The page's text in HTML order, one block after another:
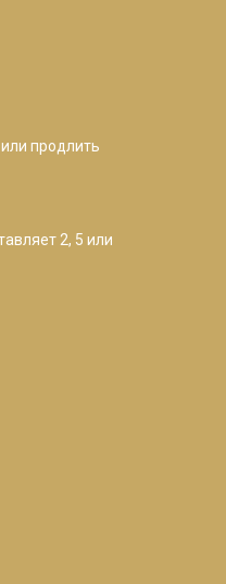
продлить
2, 5 или